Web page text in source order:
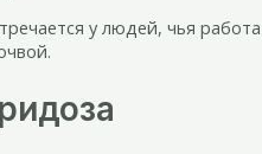
у людей, чья работа